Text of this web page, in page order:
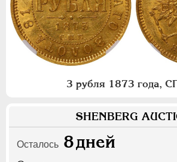
3 рубля 1873 года,
SHENBERG
Осталось 8дней